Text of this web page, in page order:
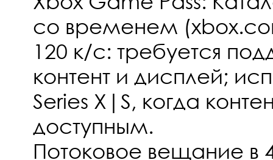
со временем
120 к/с: требуется
контент и дисплей;
Series X|S, когда
доступным.
Потоковое вещание в